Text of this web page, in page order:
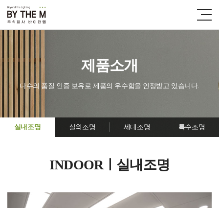
제품소개
다수의 품질 인증 보유로 제품의 우수함을 인정받고 있습니다.
실내조명 실외조명 세대조명 특수조명
INDOORㅣ실내조명